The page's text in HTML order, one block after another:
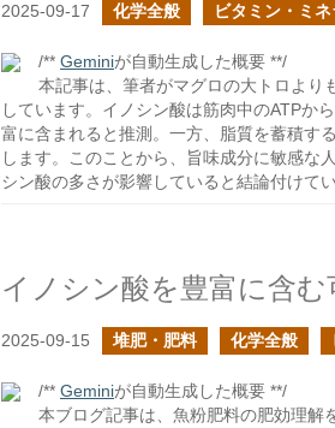
2025-09-17 化学全般 ビタミン・ミ
/** Geminiが自動生成した概要 **/
本記事は、筆者がマグロの大トロより
しています。イノシン酸は筋肉中のATPか
富に含まれると推測。一方、脂質を蓄積す
します。このことから、旨味成分に敏感な
シン酸の多さが影響していると結論付けてい
イノシン酸を豊富に含
2025-09-15 堆肥・肥料 化学全般
/** Geminiが自動生成した概要 **/
本ブログ記事は、魚粉肥料の肥効理解